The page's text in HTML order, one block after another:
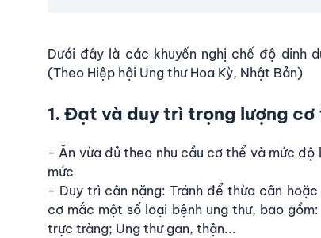
Dưới đây là các khuyến nghị chế độ dinh
(Theo Hiệp hội Ung thư Hoa Kỳ, Nhật Bản)
1. Đạt và duy trì trọng lượng cơ
- Ăn vừa đủ theo nhu cầu cơ thể và mức
mức
- Duy trì cân nặng: Tránh để thừa cân
cơ mắc một số loại bệnh ung thư, bao
trực tràng; Ung thư gan, thận...